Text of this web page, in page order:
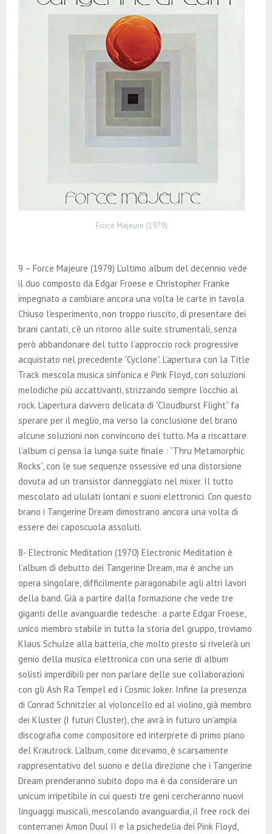
Force Majeure (1979)
9 – Force Majeure (1979) L’ultimo album del decennio vede
il duo composto da Edgar Froese e Christopher Franke
impegnato a cambiare ancora una volta le carte in tavola.
Chiuso l’esperimento, non troppo riuscito, di presentare dei
brani cantati, c’è un ritorno alle suite strumentali, senza
però abbandonare del tutto l’approccio rock progressive
acquistato nel precedente “Cyclone”. L’apertura con la Title
Track mescola musica sinfonica e Pink Floyd, con soluzioni
melodiche più accattivanti, strizzando sempre l’occhio al
rock. L’apertura davvero delicata di “Cloudburst Flight” fa
sperare per il meglio, ma verso la conclusione del brano
alcune soluzioni non convincono del tutto. Ma a riscattare
l’album ci pensa la lunga suite finale : “Thru Metamorphic
Rocks”, con le sue sequenze ossessive ed una distorsione
dovuta ad un transistor danneggiato nel mixer. Il tutto
mescolato ad ululati lontani e suoni elettronici. Con questo
brano i Tangerine Dream dimostrano ancora una volta di
essere dei caposcuola assoluti.
8- Electronic Meditation (1970) Electronic Meditation è
l’album di debutto dei Tangerine Dream, ma è anche un
opera singolare, difficilmente paragonabile agli altri lavori
della band. Già a partire dalla formazione che vede tre
giganti delle avanguardie tedesche: a parte Edgar Froese,
unico membro stabile in tutta la storia del gruppo, troviamo
Klaus Schulze alla batteria, che molto presto si rivelerà un
genio della musica elettronica con una serie di album
solisti imperdibili per non parlare delle sue collaborazioni
con gli Ash Ra Tempel ed i Cosmic Joker. Infine la presenza
di Conrad Schnitzler al violoncello ed al violino, già membro
dei Kluster (I futuri Cluster), che avrà in futuro un’ampia
discografia come compositore ed interprete di primo piano
del Krautrock. L’album, come dicevamo, è scarsamente
rappresentativo del suono e della direzione che i Tangerine
Dream prenderanno subito dopo ma è da considerare un
unicum irripetibile in cui questi tre geni cercheranno nuovi
linguaggi musicali, mescolando avanguardia, il free rock dei
conterranei Amon Duul II e la psichedelia dei Pink Floyd,